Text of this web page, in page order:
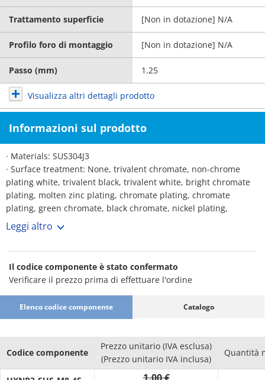
Trattamento superficie [Non in dotazione] N/A
Profilo foro di montaggio [Non in dotazione] N/A
Passo (mm) 1.25
Visualizza altri dettagli prodotto
Informazioni sul prodotto
· Materials: SUS304J3
· Surface treatment: None, trivalent chromate, non-chrome
plating white, trivalent black, trivalent white, bright chromate
plating, molten zinc plating, chromate plating, chromate
plating, green chromate, black chromate, nickel plating,
chrome plating, black anodized, dacrotized, German, brown
plating, Lafre, black paint, temper color, temper color, dark
Leggi altro
Il codice componente è stato confermato
Verificare il prezzo prima di effettuare l'ordine
Elenco codice componente Catalogo
Codice componente
Prezzo unitario (IVA esclusa)
(Prezzo unitario IVA inclusa)
Quantità